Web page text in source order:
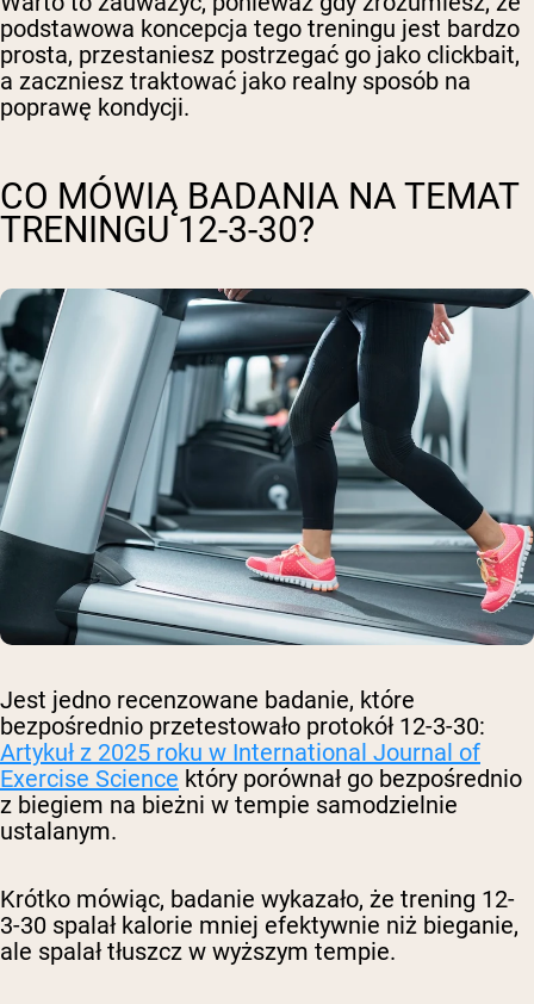
podstawowa koncepcja tego treningu jest bardzo
prosta, przestaniesz postrzegać go jako clickbait,
a zaczniesz traktować jako realny sposób na
poprawę kondycji.
CO MÓWIĄ BADANIA NA TEMAT
TRENINGU 12-3-30?
Jest jedno recenzowane badanie, które
bezpośrednio przetestowało protokół 12-3-30:
Artykuł z 2025 roku w International Journal of
Exercise Science który porównał go bezpośrednio
z biegiem na bieżni w tempie samodzielnie
ustalanym.
Krótko mówiąc, badanie wykazało, że trening 12-
3-30 spalał kalorie mniej efektywnie niż bieganie,
ale spalał tłuszcz w wyższym tempie.